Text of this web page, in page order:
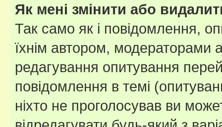
Як мені змінити або
Так само як і повідомлення,
їхнім автором, модераторами
редагування опитування
повідомлення в темі
ніхто не проголосував ви